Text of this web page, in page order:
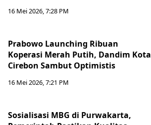
16 Mei 2026, 7:28 PM
Prabowo Launching Ribuan
Koperasi Merah Putih, Dandim Kota
Cirebon Sambut Optimistis
16 Mei 2026, 7:21 PM
Sosialisasi MBG di Purwakarta,